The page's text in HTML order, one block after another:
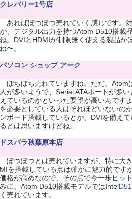
クレバリー1号店
あればぽつぽつ売れていく感じです。
が、デジタル出力を持つAtom D510搭載
ね。DVIとHDMIが制限無く使える製品が
ね〜。
パソコン ショップ アーク
ぼちぼち売れていますね。ただ、Atom
人が多いようで、Serial ATAポートが多
えているのかといった要望が高いんです
を必要としている人はそれほどいないの
ンボード搭載しているとか、DVIを備え
るとは思いますけどね。
ドスパラ秋葉原本店
ぽつぽつとは売れていますが、特に大
MIを搭載している点は確かに魅力的です
価格が高めなので、その点で今一歩ヒッ
みに、Atom D510搭載モデルではIntel
く売れています。